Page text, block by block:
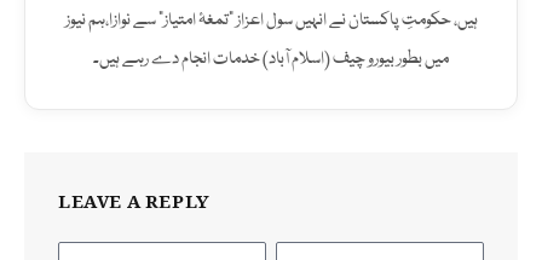
ہیں، حکومتِ پاکستان نے انہیں سول اعزاز "تمغۂ امتیاز" سے نوازا،ہم نیوز
میں بطور بیورو چیف (اسلام آباد) خدمات انجام دے رہے ہیں۔
LEAVE A REPLY